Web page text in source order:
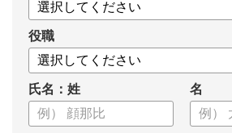
・導入イメージとリーダー育成への応用
役職
氏名：姓 名